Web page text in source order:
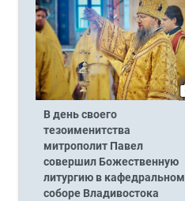
В день своего
тезоименитства
митрополит Павел
совершил Божественную
литургию в кафедральном
соборе Владивостока